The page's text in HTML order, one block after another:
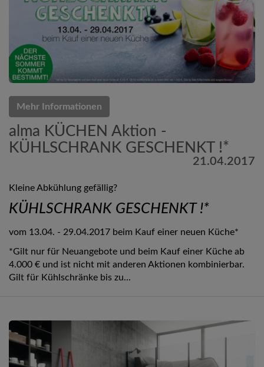
Mehr Informationen
alma KÜCHEN Aktion -
KÜHLSCHRANK GESCHENKT !*
21.04.2017
Kleine Abkühlung gefällig?
KÜHLSCHRANK GESCHENKT !*
vom 13.04. - 29.04.2017 beim Kauf einer neuen Küche*
*Gilt nur für Neuangebote und beim Kauf einer Küche ab
4.000 € und ist nicht mit anderen Aktionen kombinierbar.
Gilt für Kühlschränke bis zu...